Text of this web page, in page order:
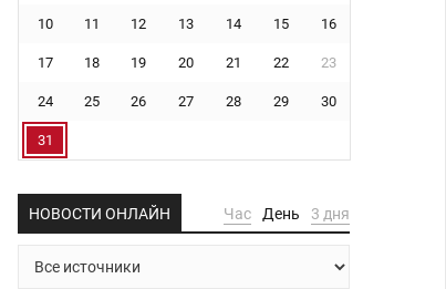
10 11 12 13 14 15 16
17 18 19 20 21 22 23
24 25 26 27 28 29 30
31
НОВОСТИ ОНЛАЙН 3 дня
День
Час